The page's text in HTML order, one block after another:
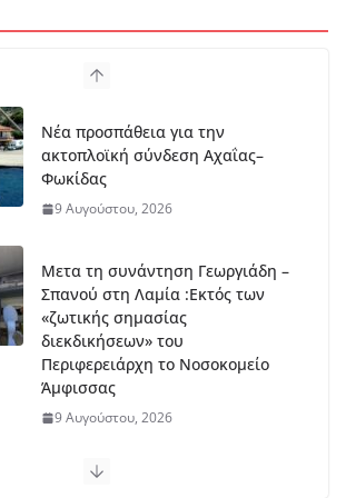
Νέα προσπάθεια για την
ακτοπλοϊκή σύνδεση Αχαΐας–
Φωκίδας
9 Αυγούστου, 2026
Mετα τη συνάντηση Γεωργιάδη –
Σπανού στη Λαμία :Εκτός των
«ζωτικής σημασίας
διεκδικήσεων» του
Περιφερειάρχη το Νοσοκομείο
Άμφισσας
9 Αυγούστου, 2026
Μπράβο στο Βασίλη Νίτσο – Αυτά